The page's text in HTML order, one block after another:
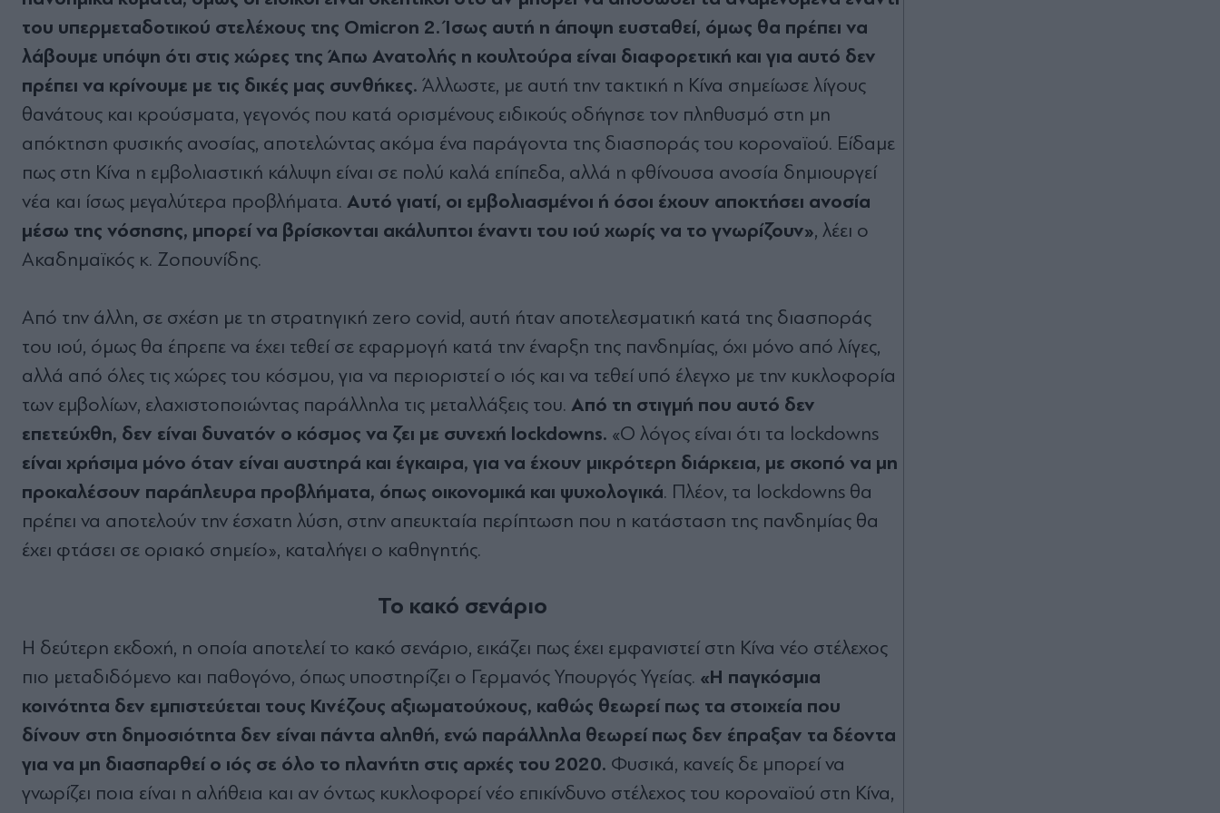
του υπερμεταδοτικού στελέχους της Omicron 2. Ίσως αυτή η άποψη ευσταθεί, όμως θα πρέπει να
λάβουμε υπόψη ότι στις χώρες της Άπω Ανατολής η κουλτούρα είναι διαφορετική και για αυτό δεν
πρέπει να κρίνουμε με τις δικές μας συνθήκες. Άλλωστε, με αυτή την τακτική η Κίνα σημείωσε λίγους
θανάτους και κρούσματα, γεγονός που κατά ορισμένους ειδικούς οδήγησε τον πληθυσμό στη μη
απόκτηση φυσικής ανοσίας, αποτελώντας ακόμα ένα παράγοντα της διασποράς του κοροναϊού. Είδαμε
πως στη Κίνα η εμβολιαστική κάλυψη είναι σε πολύ καλά επίπεδα, αλλά η φθίνουσα ανοσία δημιουργεί
νέα και ίσως μεγαλύτερα προβλήματα. Αυτό γιατί, οι εμβολιασμένοι ή όσοι έχουν αποκτήσει ανοσία
μέσω της νόσησης, μπορεί να βρίσκονται ακάλυπτοι έναντι του ιού χωρίς να το γνωρίζουν», λέει ο
Ακαδημαϊκός κ. Ζοπουνίδης.
Από την άλλη, σε σχέση με τη στρατηγική zero covid, αυτή ήταν αποτελεσματική κατά της διασποράς
του ιού, όμως θα έπρεπε να έχει τεθεί σε εφαρμογή κατά την έναρξη της πανδημίας, όχι μόνο από λίγες,
αλλά από όλες τις χώρες του κόσμου, για να περιοριστεί ο ιός και να τεθεί υπό έλεγχο με την κυκλοφορία
των εμβολίων, ελαχιστοποιώντας παράλληλα τις μεταλλάξεις του. Από τη στιγμή που αυτό δεν
επετεύχθη, δεν είναι δυνατόν ο κόσμος να ζει με συνεχή lockdowns. «Ο λόγος είναι ότι τα lockdowns
είναι χρήσιμα μόνο όταν είναι αυστηρά και έγκαιρα, για να έχουν μικρότερη διάρκεια, με σκοπό να μη
προκαλέσουν παράπλευρα προβλήματα, όπως οικονομικά και ψυχολογικά. Πλέον, τα lockdowns θα
πρέπει να αποτελούν την έσχατη λύση, στην απευκταία περίπτωση που η κατάσταση της πανδημίας θα
έχει φτάσει σε οριακό σημείο», καταλήγει ο καθηγητής.
Το κακό σενάριο
Η δεύτερη εκδοχή, η οποία αποτελεί το κακό σενάριο, εικάζει πως έχει εμφανιστεί στη Κίνα νέο στέλεχος
πιο μεταδιδόμενο και παθογόνο, όπως υποστηρίζει ο Γερμανός Υπουργός Υγείας. «Η παγκόσμια
κοινότητα δεν εμπιστεύεται τους Κινέζους αξιωματούχους, καθώς θεωρεί πως τα στοιχεία που
δίνουν στη δημοσιότητα δεν είναι πάντα αληθή, ενώ παράλληλα θεωρεί πως δεν έπραξαν τα δέοντα
για να μη διασπαρθεί ο ιός σε όλο το πλανήτη στις αρχές του 2020. Φυσικά, κανείς δε μπορεί να
γνωρίζει ποια είναι η αλήθεια και αν όντως κυκλοφορεί νέο επικίνδυνο στέλεχος του κοροναϊού στη Κίνα,